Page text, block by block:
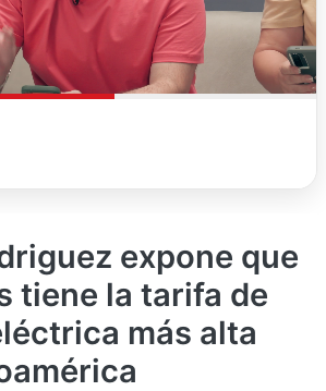
expone que
tiene la tarifa de
más alta